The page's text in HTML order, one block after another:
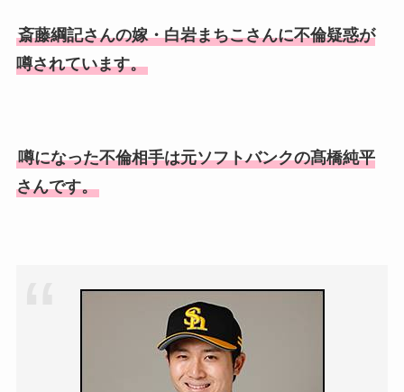
竹田恒泰の奥さんの顔写真が
息子も調査！
大川橋蔵の奥さん・真理子は
今も生きてる？息子は俳優で
誰かも調査！
高木豊の妻は宮内千早！再婚
斎藤綱記さんの嫁・白岩まちこさんに不倫疑惑が
噂されています。
噂になった不倫相手は元ソフトバンクの髙橋純平
さんです。